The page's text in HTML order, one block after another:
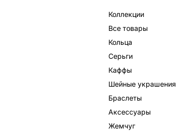
Коллекции
Все товары
Кольца
Серьги
Каффы
Шейные украшения
Браслеты
Аксессуары
Жемчуг